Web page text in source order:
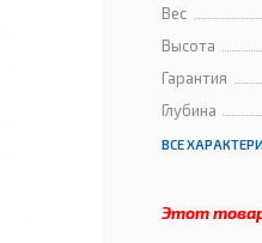
Вес
Высота
Гарантия
Глубина
ВСЕ
Этот товар